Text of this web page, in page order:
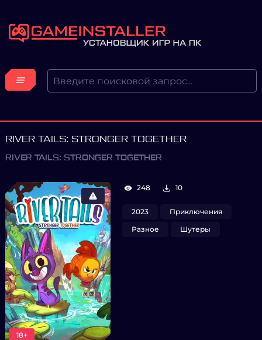
RIVER TAILS: STRONGER TOGETHER
RIVER TAILS: STRONGER TOGETHER
18+
248 10
2023
Приключения
Разное
Шутеры